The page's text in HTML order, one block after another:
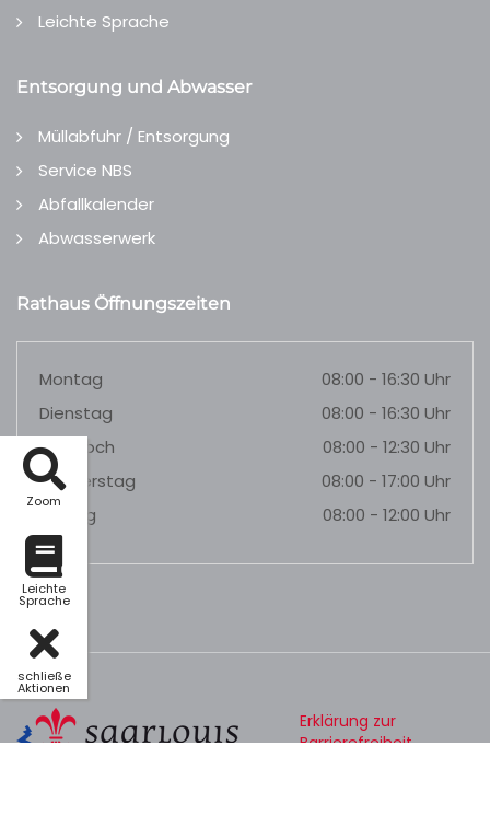
Zoom
Leichte
Sprache
schließe
Aktionen
Leichte Sprache
Entsorgung und Abwasser
Müllabfuhr / Entsorgung
Service NBS
Abfallkalender
Abwasserwerk
Rathaus Öffnungszeiten
Montag
08:00 - 16:30 Uhr
Dienstag
08:00 - 16:30 Uhr
Mittwoch
08:00 - 12:30 Uhr
Donnerstag
08:00 - 17:00 Uhr
Freitag
08:00 - 12:00 Uhr
Erklärung zur
Barrierefreiheit